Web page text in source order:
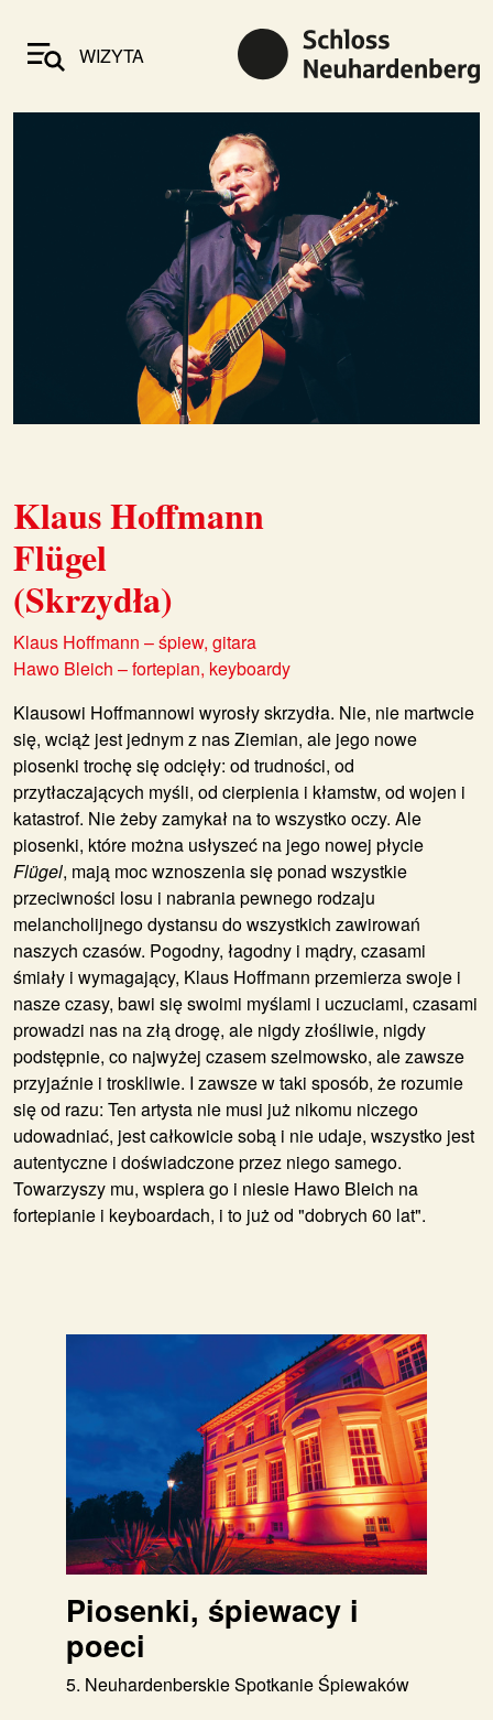
WIZYTA
Klaus Hoffmann
Flügel
(Skrzydła)
Klaus Hoffmann – śpiew, gitara
Hawo Bleich – fortepian, keyboardy
Klausowi Hoffmannowi wyrosły skrzydła. Nie, nie martwcie
się, wciąż jest jednym z nas Ziemian, ale jego nowe
piosenki trochę się odcięły: od trudności, od
przytłaczających myśli, od cierpienia i kłamstw, od wojen i
katastrof. Nie żeby zamykał na to wszystko oczy. Ale
piosenki, które można usłyszeć na jego nowej płycie
Flügel, mają moc wznoszenia się ponad wszystkie
przeciwności losu i nabrania pewnego rodzaju
melancholijnego dystansu do wszystkich zawirowań
naszych czasów. Pogodny, łagodny i mądry, czasami
śmiały i wymagający, Klaus Hoffmann przemierza swoje i
nasze czasy, bawi się swoimi myślami i uczuciami, czasami
prowadzi nas na złą drogę, ale nigdy złośliwie, nigdy
podstępnie, co najwyżej czasem szelmowsko, ale zawsze
przyjaźnie i troskliwie. I zawsze w taki sposób, że rozumie
się od razu: Ten artysta nie musi już nikomu niczego
udowadniać, jest całkowicie sobą i nie udaje, wszystko jest
autentyczne i doświadczone przez niego samego.
Towarzyszy mu, wspiera go i niesie Hawo Bleich na
fortepianie i keyboardach, i to już od "dobrych 60 lat".
Piosenki, śpiewacy i
poeci
5. Neuhardenberskie Spotkanie Śpiewaków